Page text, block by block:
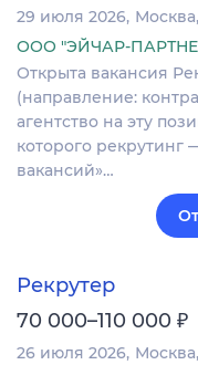
29 июля 2026 Москва
ООО "ЭЙЧАР-
Открыта вакансия
(направление:
агентство на эту
которого рекрутинг
вакансий»…
Рекрутер
70 000–110 000 ₽
26 июля 2026 Москва